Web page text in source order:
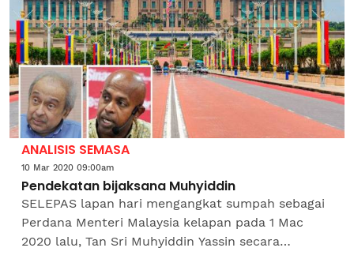
ANALISIS SEMASA
10 Mar 2020 09:00am
Pendekatan bijaksana Muhyiddin
SELEPAS lapan hari mengangkat sumpah sebagai
Perdana Menteri Malaysia kelapan pada 1 Mac
2020 lalu, Tan Sri Muhyiddin Yassin secara